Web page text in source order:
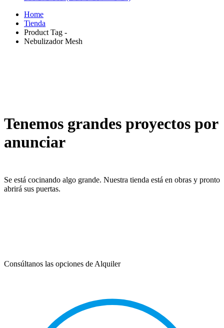
Home
Tienda
Product Tag -
Nebulizador Mesh
Tenemos grandes proyectos por
anunciar
Se está cocinando algo grande. Nuestra tienda está en obras y pronto
abrirá sus puertas.
Consúltanos las opciones de Alquiler